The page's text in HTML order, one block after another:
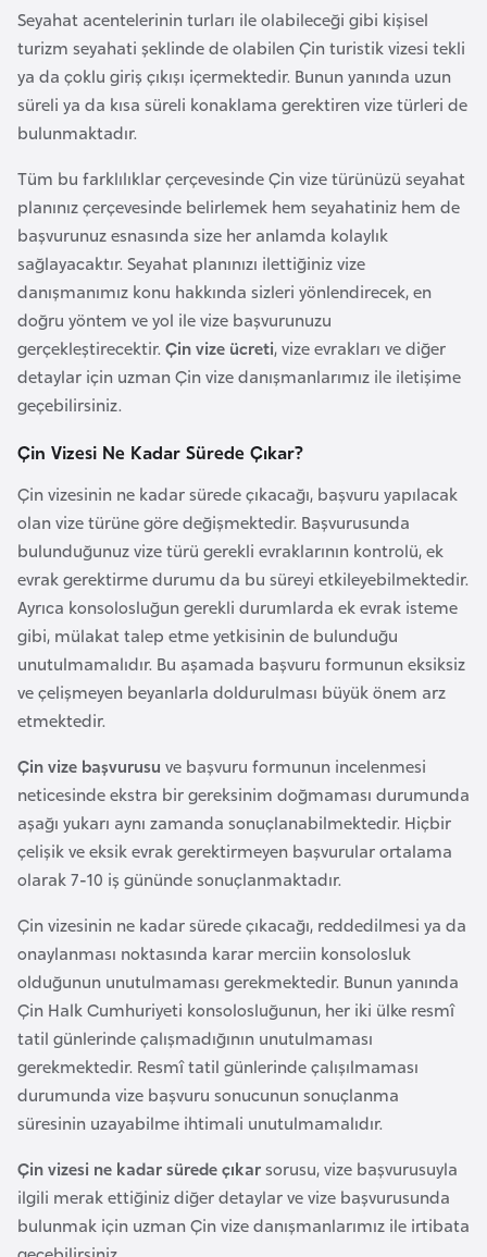
Seyahat acentelerinin turları ile olabileceği gibi kişisel
turizm seyahati şeklinde de olabilen Çin turistik vizesi tekli
ya da çoklu giriş çıkışı içermektedir. Bunun yanında uzun
süreli ya da kısa süreli konaklama gerektiren vize türleri de
bulunmaktadır.
Tüm bu farklılıklar çerçevesinde Çin vize türünüzü seyahat
planınız çerçevesinde belirlemek hem seyahatiniz hem de
başvurunuz esnasında size her anlamda kolaylık
sağlayacaktır. Seyahat planınızı ilettiğiniz vize
danışmanımız konu hakkında sizleri yönlendirecek, en
doğru yöntem ve yol ile vize başvurunuzu
gerçekleştirecektir. Çin vize ücreti, vize evrakları ve diğer
detaylar için uzman Çin vize danışmanlarımız ile iletişime
geçebilirsiniz.
Çin Vizesi Ne Kadar Sürede Çıkar?
Çin vizesinin ne kadar sürede çıkacağı, başvuru yapılacak
olan vize türüne göre değişmektedir. Başvurusunda
bulunduğunuz vize türü gerekli evraklarının kontrolü, ek
evrak gerektirme durumu da bu süreyi etkileyebilmektedir.
Ayrıca konsolosluğun gerekli durumlarda ek evrak isteme
gibi, mülakat talep etme yetkisinin de bulunduğu
unutulmamalıdır. Bu aşamada başvuru formunun eksiksiz
ve çelişmeyen beyanlarla doldurulması büyük önem arz
etmektedir.
Çin vize başvurusu ve başvuru formunun incelenmesi
neticesinde ekstra bir gereksinim doğmaması durumunda
aşağı yukarı aynı zamanda sonuçlanabilmektedir. Hiçbir
çelişik ve eksik evrak gerektirmeyen başvurular ortalama
olarak 7-10 iş gününde sonuçlanmaktadır.
Çin vizesinin ne kadar sürede çıkacağı, reddedilmesi ya da
onaylanması noktasında karar merciin konsolosluk
olduğunun unutulmaması gerekmektedir. Bunun yanında
Çin Halk Cumhuriyeti konsolosluğunun, her iki ülke resmî
tatil günlerinde çalışmadığının unutulmaması
gerekmektedir. Resmî tatil günlerinde çalışılmaması
durumunda vize başvuru sonucunun sonuçlanma
süresinin uzayabilme ihtimali unutulmamalıdır.
Çin vizesi ne kadar sürede çıkarsorusu, vize başvurusuyla
ilgili merak ettiğiniz diğer detaylar ve vize başvurusunda
bulunmak için uzman Çin vize danışmanlarımız ile irtibata
İ
r
l
a
n
a
İ
s
p
a
n
a
İ
s
r
a
i
l
İ
s
e
ç
v
i
ç
r
e
İ
t
a
l
y
a